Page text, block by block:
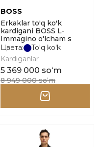
BOSS
Erkaklar to'q ko'k
kardigani BOSS L-
Immagino o'lcham s
Цвета:
To'q ko'k
Kardiganlar
5 369 000 soʻm
8 949 000 soʻm